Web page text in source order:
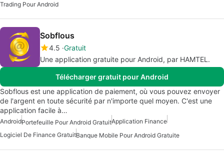
Trading Pour Android
Sobflous
4.5 Gratuit
Une application gratuite pour Android, par HAMTEL.
Télécharger gratuit pour Android
Sobflous est une application de paiement, où vous pouvez envoyer
de l'argent en toute sécurité par n'importe quel moyen. C'est une
application facile à…
AndroidPortefeuille Pour Android GratuitApplication Finance
Logiciel De Finance GratuitBanque Mobile Pour Android Gratuite